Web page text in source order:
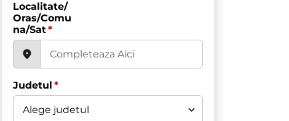
Localitate/
Oras/Comu
na/Sat*
Judetul *